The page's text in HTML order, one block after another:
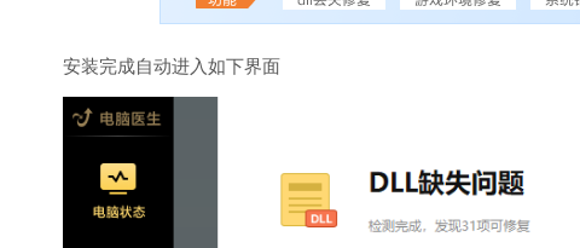
安装完成自动进入如下界面